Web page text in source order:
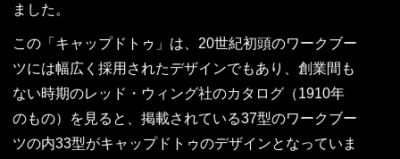
ました。
この「キャップドトゥ」は、20世紀初頭のワークブー
ツには幅広く採用されたデザインでもあり、創業間も
ない時期のレッド・ウィング社のカタログ（1910年
のもの）を見ると、掲載されている37型のワークブー
ツの内33型がキャップドトゥのデザインとなっていま